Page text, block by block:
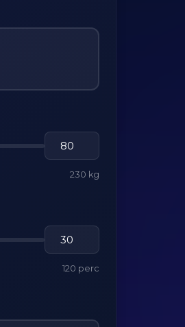
230 kg
120 perc